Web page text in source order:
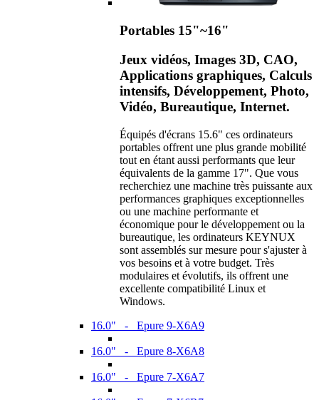
Portables 15"~16"
Jeux vidéos, Images 3D, CAO,
Applications graphiques, Calculs
intensifs, Développement, Photo,
Vidéo, Bureautique, Internet.
Équipés d'écrans 15.6" ces ordinateurs
portables offrent une plus grande mobilité
tout en étant aussi performants que leur
équivalents de la gamme 17". Que vous
recherchiez une machine très puissante aux
performances graphiques exceptionnelles
ou une machine performante et
économique pour le développement ou la
bureautique, les ordinateurs KEYNUX
sont assemblés sur mesure pour s'ajuster à
vos besoins et à votre budget. Très
modulaires et évolutifs, ils offrent une
excellente compatibilité Linux et
Windows.
16.0" - Epure 9-X6A9
16.0" - Epure 8-X6A8
16.0" - Epure 7-X6A7